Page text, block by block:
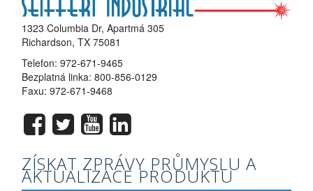
1323 Columbia Dr, Apartmá 305
Richardson, TX 75081
Telefon: 972-671-9465
Bezplatná linka: 800-856-0129
Faxu: 972-671-9468
ZÍSKAT ZPRÁVY PRŮMYSLU A
AKTUALIZACE PRODUKTU